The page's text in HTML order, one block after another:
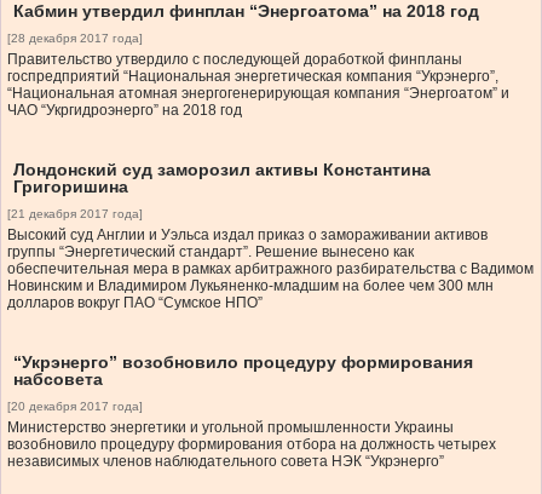
Кабмин утвердил финплан “Энергоатома” на 2018 год
[28 декабря 2017 года]
Правительство утвердило с последующей доработкой финпланы
госпредприятий “Национальная энергетическая компания “Укрэнерго”,
“Национальная атомная энергогенерирующая компания “Энергоатом” и
ЧАО “Укргидроэнерго” на 2018 год
Лондонский суд заморозил активы Константина
Григоришина
[21 декабря 2017 года]
Высокий суд Англии и Уэльса издал приказ о замораживании активов
группы “Энергетический стандарт”. Решение вынесено как
обеспечительная мера в рамках арбитражного разбирательства с Вадимом
Новинским и Владимиром Лукьяненко-младшим на более чем 300 млн
долларов вокруг ПАО “Сумское НПО”
“Укрэнерго” возобновило процедуру формирования
набсовета
[20 декабря 2017 года]
Министерство энергетики и угольной промышленности Украины
возобновило процедуру формирования отбора на должность четырех
независимых членов наблюдательного совета НЭК “Укрэнерго”